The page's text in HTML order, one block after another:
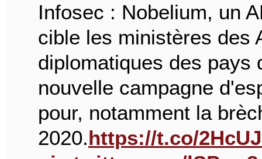
Infosec : Nobelium, un
cible les ministères des
diplomatiques des pays
nouvelle campagne
pour, notamment la
2020.https://t.co/